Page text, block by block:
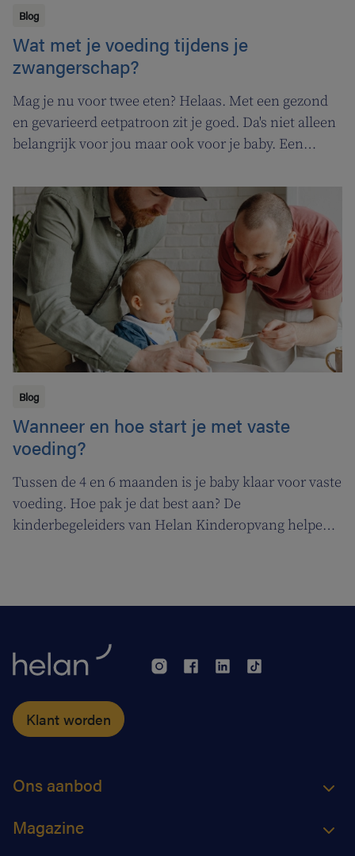
Blog
Wat met je voeding tijdens je
zwangerschap?
Mag je nu voor twee eten? Helaas. Met een gezond
en gevarieerd eetpatroon zit je goed. Da's niet alleen
belangrijk voor jou maar ook voor je baby. Een
verandering met zich mee. Al moet je met sommige
voeding nu wel wat opletten.
Blog
Wanneer en hoe start je met vaste
voeding?
Tussen de 4 en 6 maanden is je baby klaar voor vaste
voeding. Hoe pak je dat best aan? De
kinderbegeleiders van Helan Kinderopvang helpen
Klant worden
Ons aanbod
Magazine